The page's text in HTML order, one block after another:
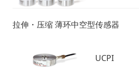
拉伸・压缩 薄环中空型传感器
UCPI